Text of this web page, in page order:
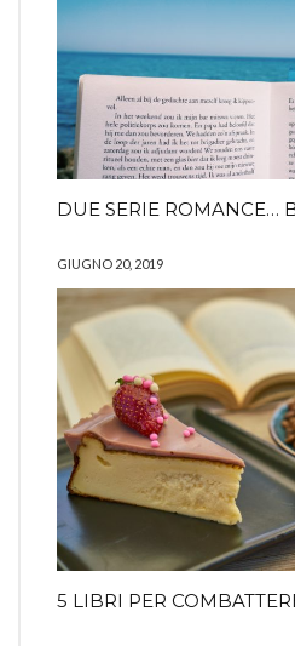
DUE SERIE ROMANCE…
GIUGNO 20, 2019
5 LIBRI PER